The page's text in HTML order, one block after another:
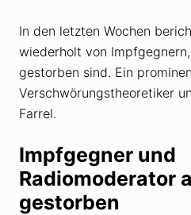
In den letzten Wochen
wiederholt von
gestorben sind. Ein
Verschwörungstheoretiker
Farrel.
Impfgegner und
Radiomoderator
gestorben